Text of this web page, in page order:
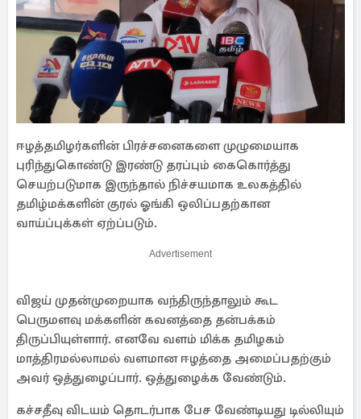
ஈழத்தமிழர்களின் பிரச்சனைகளை முழுமையாக
புரிந்துகொண்டு இரண்டு தரப்பும் கைகொர்த்து
செயற்படுமாக இருந்தால் நிச்சயமாக உலகத்தில்
தமிழ்மக்களின் குரல் ஓங்கி ஒலிப்பதற்கான
வாய்ப்புக்கள் ஏற்ப்படும்.
Advertisement
விஜய் முதன்முறையாக வந்திருந்தாலும் கூட
பெருமளவு மக்களின் கவனத்தை தன்பக்கம்
திருப்பியுள்ளார். எனவே வளம் மிக்க தமிழகம்
மாத்திரமல்லாமல் வளமான ஈழத்தை அமைப்பதற்கும்
அவர் ஒத்துழைப்பார். ஒத்துழைக்க வேண்டும்.
கச்சதீவு விடயம் தொடர்பாக பேச வேண்டியது டில்லியும்